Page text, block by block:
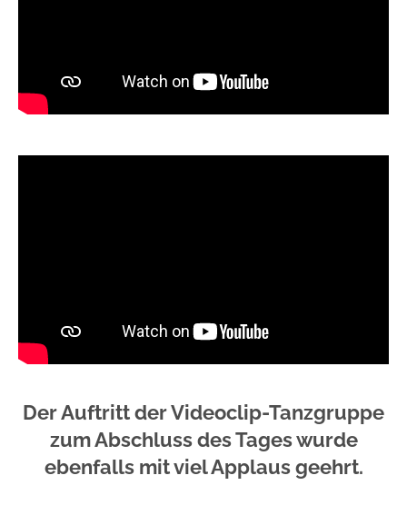
Der Auftritt der Videoclip-Tanzgruppe
zum Abschluss des Tages wurde
ebenfalls mit viel Applaus geehrt.